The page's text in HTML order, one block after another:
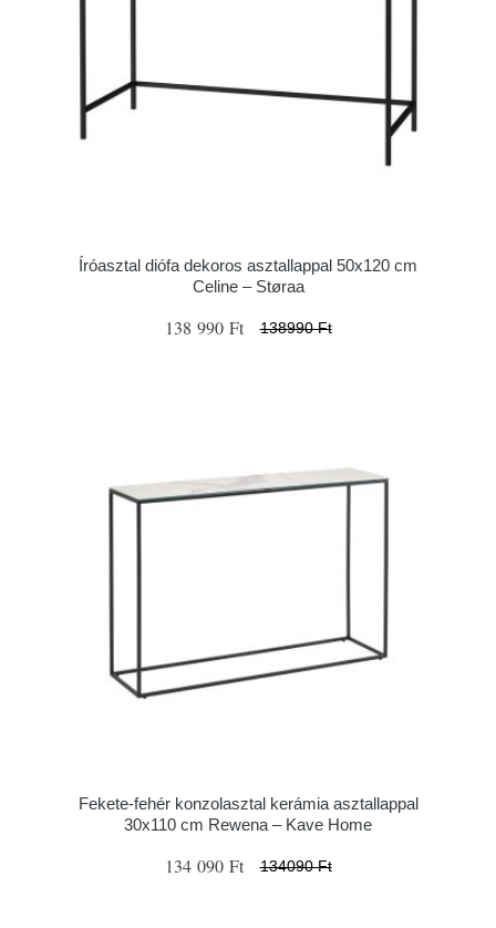
Íróasztal diófa dekoros asztallappal 50x120 cm
Celine – Støraa
138 990 Ft 138990 Ft
Fekete-fehér konzolasztal kerámia asztallappal
30x110 cm Rewena – Kave Home
134 090 Ft 134090 Ft